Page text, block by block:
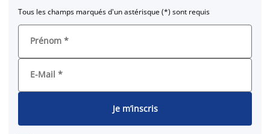
Tous les champs marqués d'un astérisque (*) sont requis
Prénom *
E-Mail *
Je m’inscris